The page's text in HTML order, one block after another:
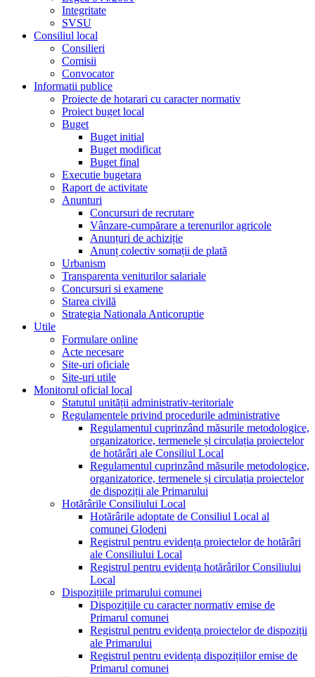
Integritate
SVSU
Consiliul local
Consilieri
Comisii
Convocator
Informatii publice
Proiecte de hotarari cu caracter normativ
Proiect buget local
Buget
Buget initial
Buget modificat
Buget final
Executie bugetara
Raport de activitate
Anunturi
Concursuri de recrutare
Vânzare-cumpărare a terenurilor agricole
Anunțuri de achiziție
Anunț colectiv somații de plată
Urbanism
Transparenta veniturilor salariale
Concursuri si examene
Starea civilă
Strategia Nationala Anticoruptie
Utile
Formulare online
Acte necesare
Site-uri oficiale
Site-uri utile
Monitorul oficial local
Statutul unității administrativ-teritoriale
Regulamentele privind procedurile administrative
Regulamentul cuprinzând măsurile metodologice,
organizatorice, termenele și circulația proiectelor
de hotărâri ale Consiliul Local
Regulamentul cuprinzând măsurile metodologice,
organizatorice, termenele și circulația proiectelor
de dispoziții ale Primarului
Hotărârile Consiliului Local
Hotărârile adoptate de Consiliul Local al
comunei Glodeni
Registrul pentru evidența proiectelor de hotărâri
ale Consiliului Local
Registrul pentru evidența hotărârilor Consiliului
Local
Dispozițiile primarului comunei
Dispozițiile cu caracter normativ emise de
Primarul comunei
Registrul pentru evidența proiectelor de dispoziții
ale Primarului
Registrul pentru evidența dispozițiilor emise de
Primarul comunei